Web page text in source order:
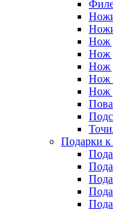
Нож
Нож
Нож
Нож
Нож
Подарки к